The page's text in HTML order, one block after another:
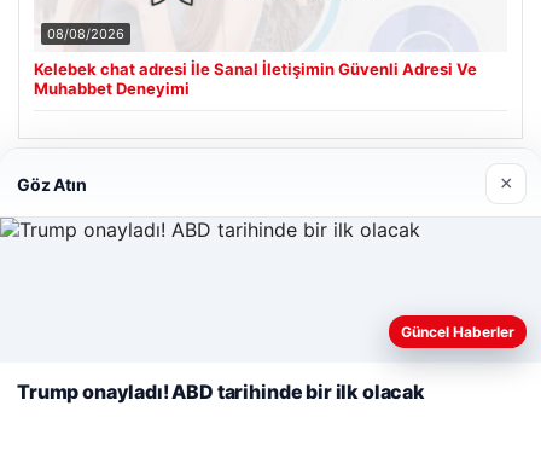
08/08/2026
Kelebek chat adresi İle Sanal İletişimin Güvenli Adresi Ve
Muhabbet Deneyimi
Son Eklenen Firmalar
Cengiz Sigorta
deneyiminizi kişiselleştirmek ve geliştirmek amacıyla çerezler
Reddet Kabul Et
Göz Atın ×
Güncel Haberler
Trump onayladı! ABD tarihinde bir ilk olacak